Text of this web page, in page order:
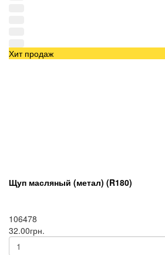
Хит продаж
Щуп масляный (метал) (R180)
106478
32.00грн.